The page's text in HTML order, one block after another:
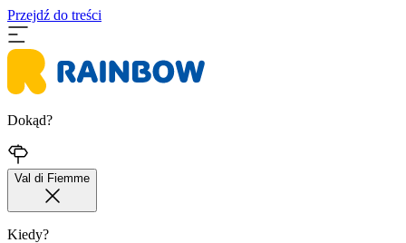
Przejdź do treści
Dokąd?
Val di Fiemme
Kiedy?